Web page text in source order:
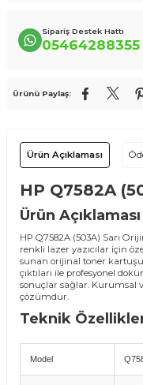
Sipariş Destek Hattı
05464288355
Ürünü Paylaş:
Ürün Açıklaması
HP Q7582A
Ürün Açıklaması
HP Q7582A (503A) Sarı
renkli lazer yazıcılar için
sunan orijinal toner
çıktıları ile profesyonel
sonuçlar sağlar. Kurumsal
çözümdür.
Teknik
Model